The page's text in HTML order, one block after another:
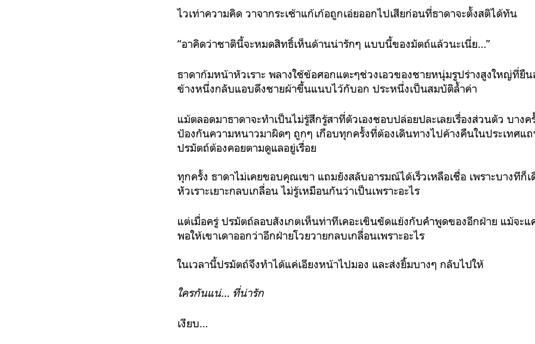
ไวเท่าความคิด วาจากระเซ้าแก้เก้อถูกเอ่ยออกไปเสียก่อนที่ธาดาจะตั้งสติได้ทัน
“อาคิดว่าชาตินี้จะหมดสิทธิ์เห็นด้านน่ารักๆ แบบนี้ของมัตถ์แล้วนะเนี่ย…”
ธาดาก้มหน้าหัวเราะ พลางใช้ข้อศอกแตะๆช่วงเอวของชายหนุ่มรูปร่างสูงใหญ่ที่ยื
ข้างหนึ่งกลับแอบดึงชายผ้าขึ้นแนบไว้กับอก ประหนึ่งเป็นสมบัติล้ำค่า
แม้ตลอดมาธาดาจะทำเป็นไม่รู้สึกรู้สาที่ตัวเองชอบปล่อยปละเลยเรื่องส่วนตัว บาง
ป้องกันความหนาวมาผิดๆ ถูกๆ เกือบทุกครั้งที่ต้องเดินทางไปค้างคืนในประเทศแ
ปรมัตถ์ต้องคอยตามดูแลอยู่เรื่อย
ทุกครั้ง ธาดาไม่เคยขอบคุณเขา แถมยังสลับอารมณ์ได้เร็วเหลือเชื่อ เพราะบางทีก็เ
หัวเราะเยาะกลบเกลื่อน ไม่รู้เหมือนกันว่าเป็นเพราะอะไร
แต่เมื่อครู่ ปรมัตถ์ลอบสังเกตเห็นท่าทีเคอะเขินขัดแย้งกับคำพูดของอีกฝ่าย แม้จะแ
พอให้เขาเดาออกว่าอีกฝ่ายโวยวายกลบเกลื่อนเพราะอะไร
ในเวลานี้ปรมัตถ์จึงทำได้แค่เอียงหน้าไปมอง และส่งยิ้มบางๆ กลับไปให้
ใครกันแน่… ที่น่ารัก
เงียบ…